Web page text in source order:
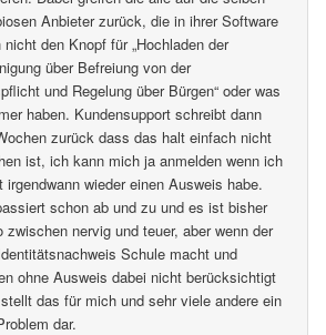
Anbieter zurück, die in ihrer Software
nicht den Knopf für „Hochladen der
über Befreiung von der
und Regelung über Bürgen“ oder was
haben. Kundensupport schreibt dann
zurück dass das halt einfach nicht
ist, ich kann mich ja anmelden wenn ich
irgendwann wieder einen Ausweis habe.
schon ab und zu und es ist bisher
zwischen nervig und teuer, aber wenn der
Schule macht und
ohne Ausweis dabei nicht berücksichtigt
das für mich und sehr viele andere ein
dar.